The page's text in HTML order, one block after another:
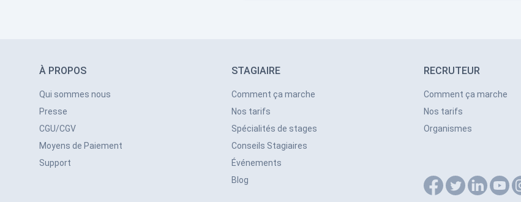
À PROPOS
Qui sommes nous
Presse
CGU/CGV
Moyens de Paiement
Support
STAGIAIRE
Comment ça marche
Nos tarifs
Spécialités de stages
Conseils Stagiaires
Événements
Blog
RECRUTEUR
Comment ça marche
Nos tarifs
Organismes